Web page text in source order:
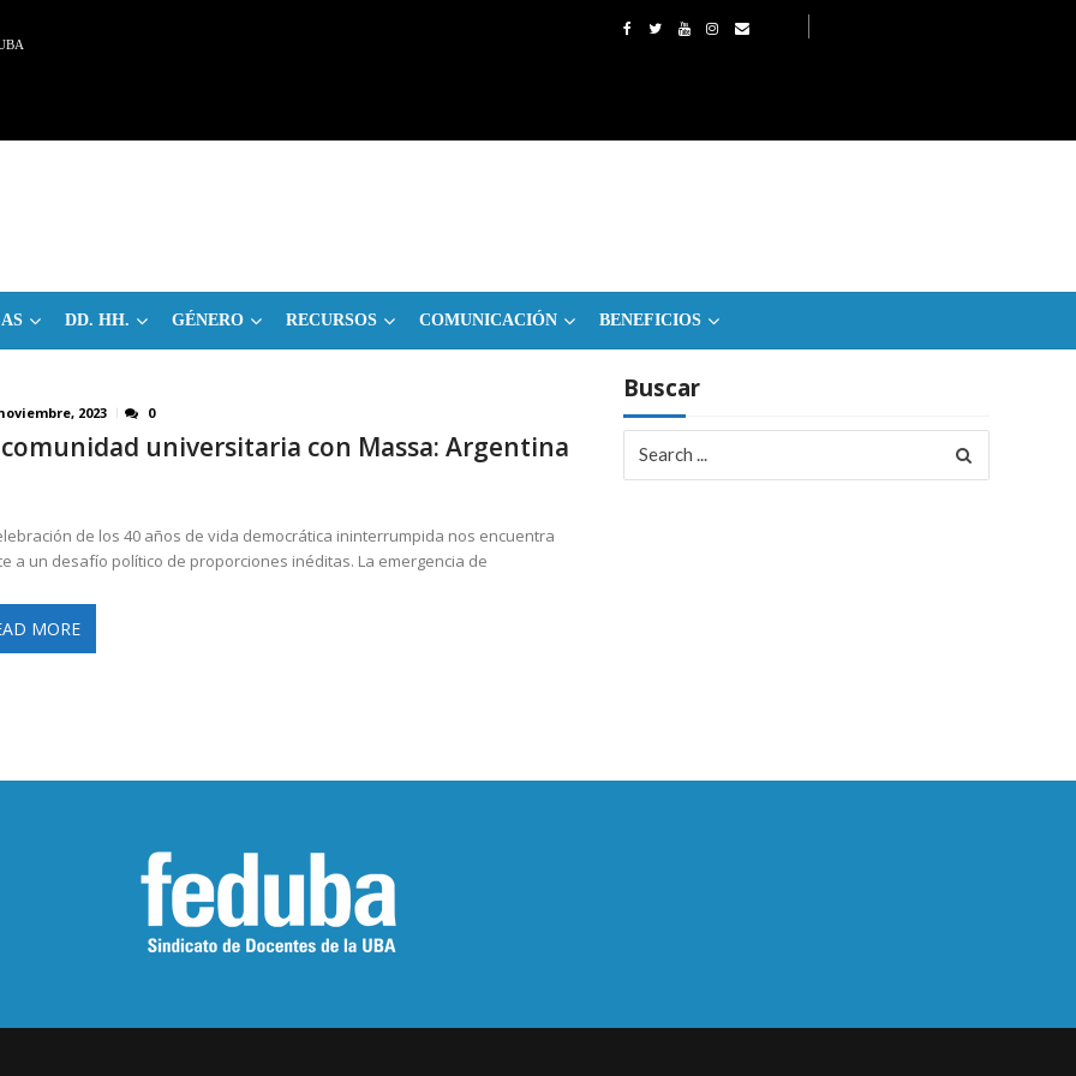
DD. HH. GÉNERO RECURSOS COMUNICACIÓN BENEFICIOS
2023 0
comunidad universitaria con Massa: Argentina
de los 40 años de vida democrática ininterrumpida nos encuentra
a un desafío político de proporciones inéditas. La emergencia de
MORE
Buscar
for: